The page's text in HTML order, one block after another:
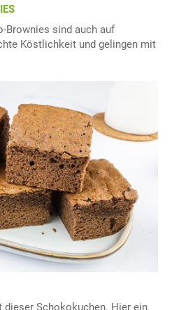
Brownies sind auch auf
Köstlichkeit und gelingen mit
Schokokuchen. Hier ein